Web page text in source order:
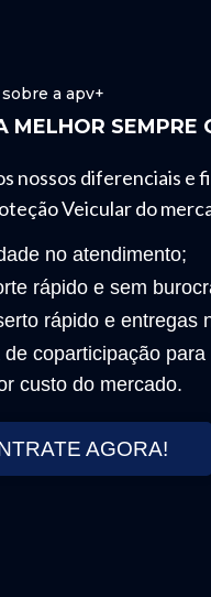
a apv+
MELHOR SEMPRE
nossos diferenciais e
Veicular do
no atendimento;
rápido e sem
rápido e entregas
de coparticipação
custo do mercado.
AGORA!